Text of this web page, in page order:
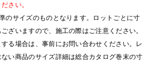
さい。
のサイズのものとなります。ロットごとに寸
ざいますので、施工の際はご注意ください。
る場合は、事前にお問い合わせください。レ
い商品のサイズ詳細は総合カタログ巻末の寸